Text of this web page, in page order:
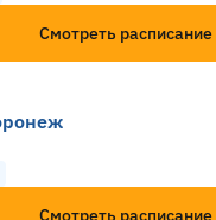
Смотреть расписание
Смотреть расписание